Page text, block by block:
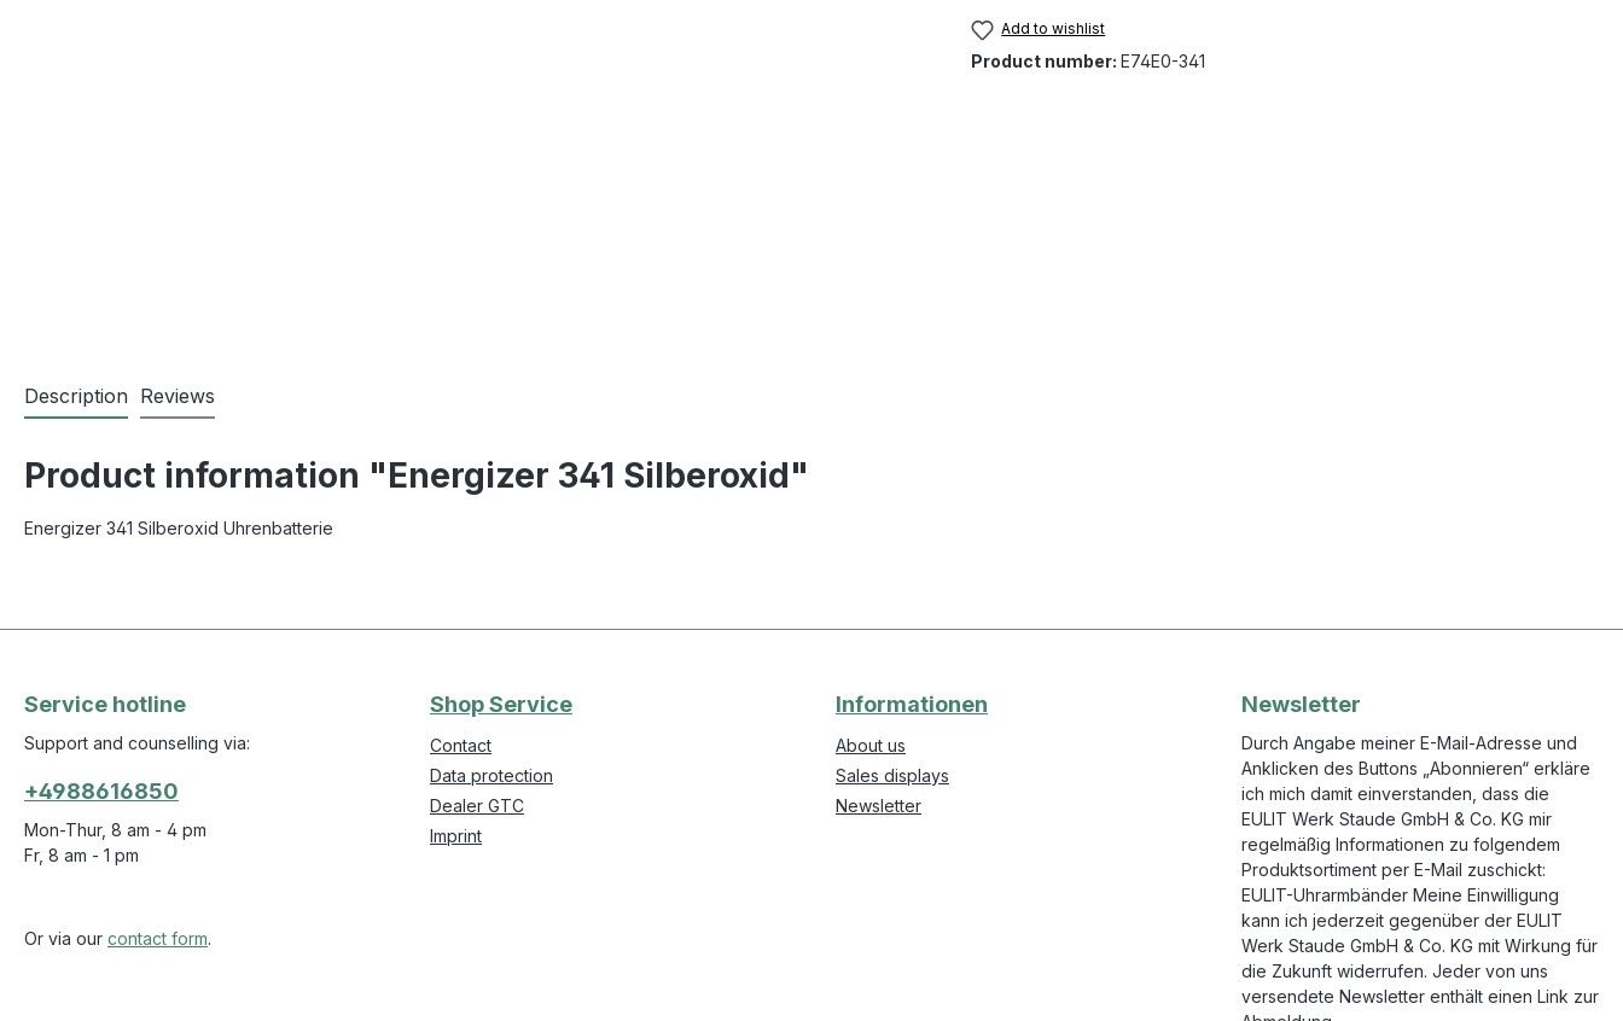
Add to wishlist
Product number: E74E0-341
Description Reviews
Product information "Energizer 341 Silberoxid"
Energizer 341 Silberoxid Uhrenbatterie
Service hotline
Support and counselling via:
+4988616850
Mon-Thur, 8 am - 4 pm
Fr, 8 am - 1 pm
Or via our contact form.
Shop Service
Contact
Data protection
Dealer GTC
Imprint
Informationen
About us
Sales displays
Newsletter
Newsletter
Durch Angabe meiner E-Mail-Adresse und
Anklicken des Buttons „Abonnieren“ erkläre
ich mich damit einverstanden, dass die
EULIT Werk Staude GmbH & Co. KG mir
regelmäßig Informationen zu folgendem
Produktsortiment per E-Mail zuschickt:
EULIT-Uhrarmbänder Meine Einwilligung
kann ich jederzeit gegenüber der EULIT
Werk Staude GmbH & Co. KG mit Wirkung für
die Zukunft widerrufen. Jeder von uns
versendete Newsletter enthält einen Link zur